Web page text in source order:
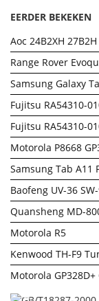
EERDER BEKEKEN
Aoc 24B2XH
Range Rover
Samsung Galaxy
Fujitsu RA54310-
Fujitsu RA54310-
Motorola P8668
Samsung Tab A11
Baofeng UV-36
Quansheng MD-
Motorola R5
Kenwood TH-F9
Motorola GP328D+